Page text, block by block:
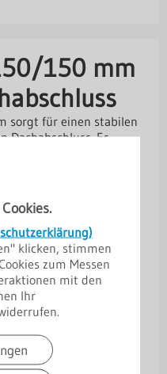
klicken, stimmen
zum Messen
mit den
Ihr
150 mm
sorgt für einen stabilen
Dachabschluss. Es
vor
der Dachkonstruktion
oder Aluminium
und Beschichtungen
mm | 0,75 mm
/ 15 / 10 mm